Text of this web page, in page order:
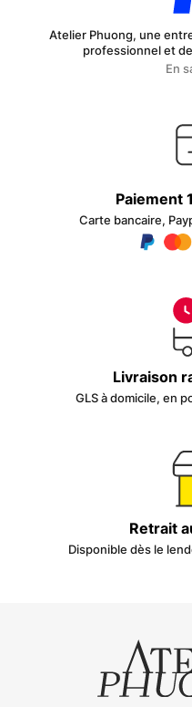
Atelier Phuong, une
professionnel et
En
Paiement
Carte bancaire,
Livraison
GLS à domicile, en
Retrait
Disponible dès le